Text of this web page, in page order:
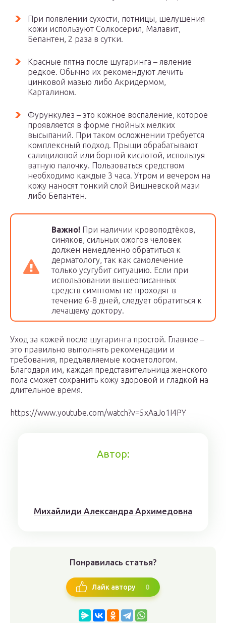
При появлении сухости, потницы, шелушения
кожи используют Солкосерил, Малавит,
Бепантен, 2 раза в сутки.
Красные пятна после шугаринга – явление
редкое. Обычно их рекомендуют лечить
цинковой мазью либо Акридермом,
Карталином.
Фурункулез – это кожное воспаление, которое
проявляется в форме гнойных мелких
высыпаний. При таком осложнении требуется
комплексный подход. Прыщи обрабатывают
салициловой или борной кислотой, используя
ватную палочку. Пользоваться средством
необходимо каждые 3 часа. Утром и вечером на
кожу наносят тонкий слой Вишневской мази
либо Бепантен.
Важно! При наличии кровоподтёков,
синяков, сильных ожогов человек
должен немедленно обратиться к
дерматологу, так как самолечение
только усугубит ситуацию. Если при
использовании вышеописанных
средств симптомы не проходят в
течение 6-8 дней, следует обратиться к
лечащему доктору.
Уход за кожей после шугаринга простой. Главное –
это правильно выполнять рекомендации и
требования, предъявляемые косметологом.
Благодаря им, каждая представительница женского
пола сможет сохранить кожу здоровой и гладкой на
длительное время.
https://www.youtube.com/watch?v=5xAaJo1I4PY
Автор:
Михaйлиди Aлександрa Aрхимедовна
Понравилась статья?
Лайк автору 0